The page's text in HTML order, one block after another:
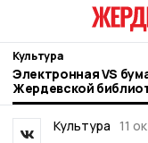
Культура
Электронная VS
Жердевской
книжный баттл
Культура 11